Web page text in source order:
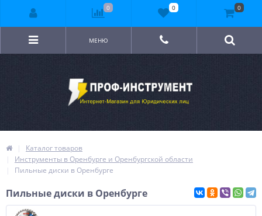
МЕНЮ
Каталог товаров
Инструменты в Оренбурге и Оренбургской области
Пильные диски в Оренбурге
Пильные диски в Оренбурге
0 0 0